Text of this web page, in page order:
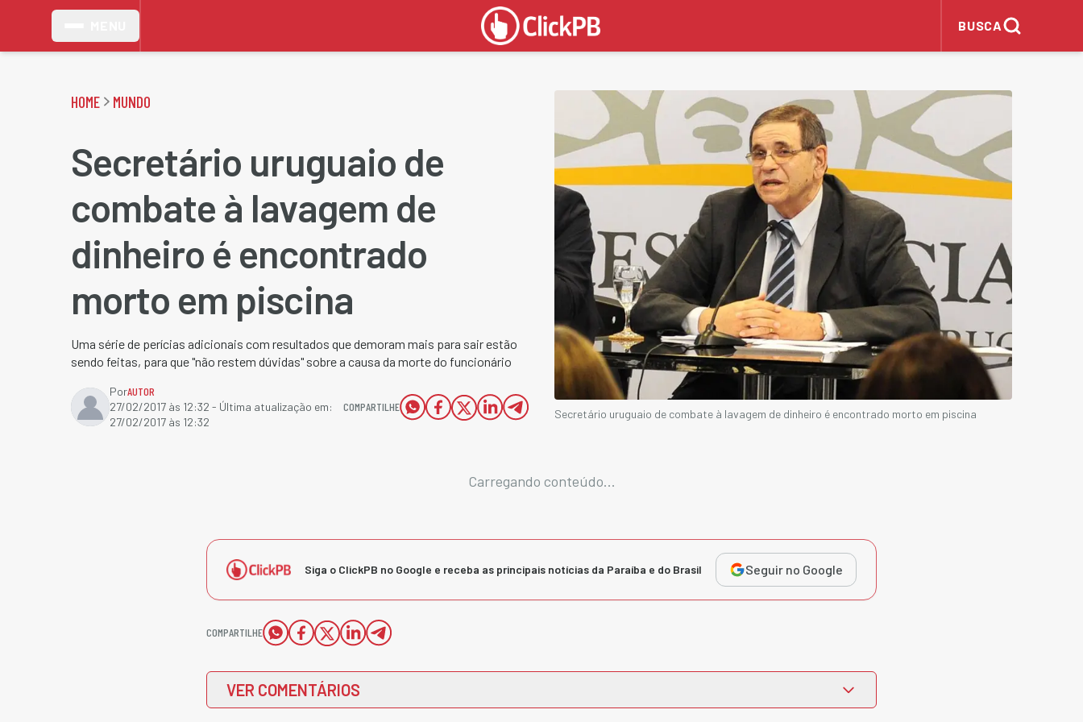
BUSCA
HOME MUNDO
Secretário uruguaio de
combate à lavagem de
dinheiro é encontrado
morto em piscina
Uma série de perícias adicionais com resultados que demoram mais para sair estão
sendo feitas, para que "não restem dúvidas" sobre a causa da morte do funcionário
PorAUTOR
27/02/2017 às 12:32 - Última atualização em:
27/02/2017 às 12:32
COMPARTILHE
Secretário uruguaio de combate à lavagem de dinheiro é encontrado morto em piscina
Carregando conteúdo...
Siga o ClickPB no Google e receba as principais notícias da Paraíba e do Brasil Seguir no Google
COMPARTILHE
VER COMENTÁRIOS